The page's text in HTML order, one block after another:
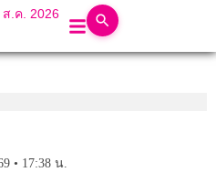
ส.ค. 2026
• 17:38 น.